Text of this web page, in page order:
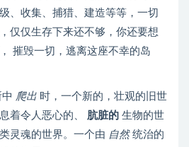
、收集、捕猎、建造等等，一切
仅仅生存下来还不够，你还要想
摧毁一切，逃离这座不幸的岛
爬出 时，一个新的，壮观的旧世
着令人恶心的、 肮脏的 生物的世
灵魂的世界。一个由 自然统治的